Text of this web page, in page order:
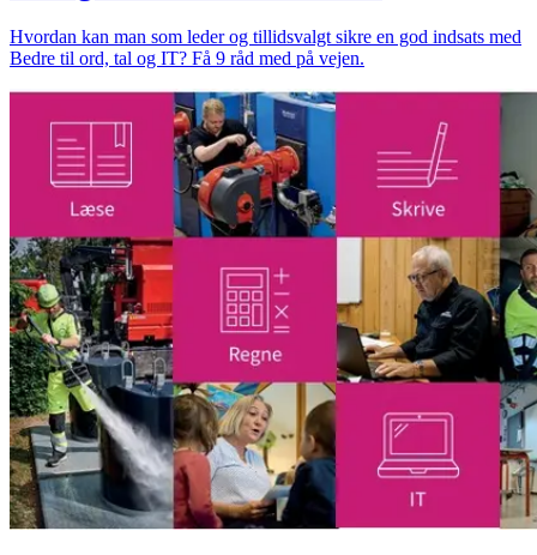
Hvordan kan man som leder og tillidsvalgt sikre en god indsats med
Bedre til ord, tal og IT? Få 9 råd med på vejen.